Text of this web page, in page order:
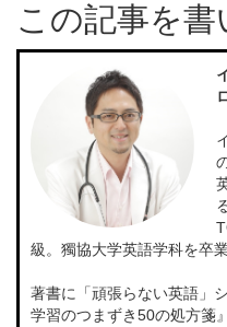
この記事を書
級。獨協大学英語学科を卒
著書に「頑張らない英語」
学習のつまずき50の処方箋